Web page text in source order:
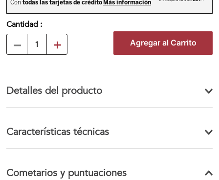
Favoritos
Tiendas
Cantidad
＋
－ Agregar al Carrito
Detalles del producto
Características técnicas
Cometarios y puntuaciones